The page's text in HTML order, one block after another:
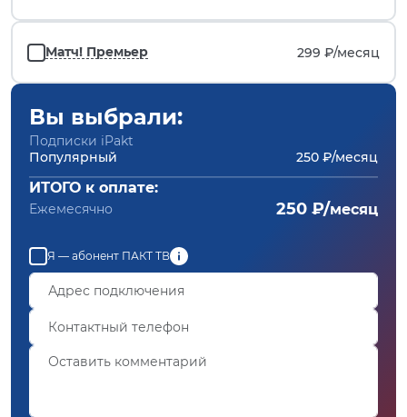
Матч! Премьер 299 ₽/месяц
Вы выбрали:
Подписки iPakt
Популярный
250 ₽/месяц
ИТОГО к оплате:
Ежемесячно 250 ₽/месяц
Я — абонент ПАКТ ТВ